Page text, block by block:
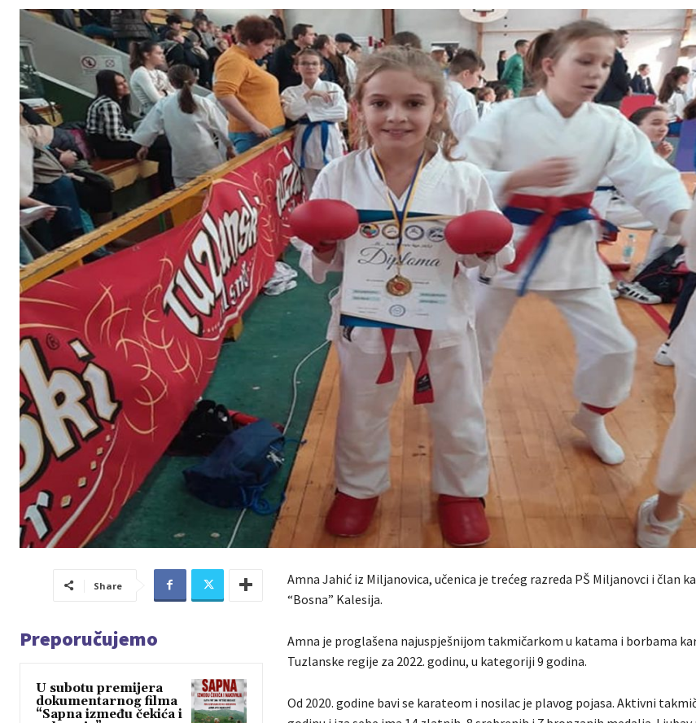
Share
Preporučujemo
U subotu premijera
dokumentarnog filma
“Sapna između čekića i
Amna Jahić iz Miljanovica, učenica je trećeg razreda PŠ Miljanovci i član
“Bosna” Kalesija.
Amna je proglašena najuspješnijom takmičarkom u katama i borbama
Tuzlanske regije za 2022. godinu, u kategoriji 9 godina.
Od 2020. godine bavi se karateom i nosilac je plavog pojasa. Aktivni